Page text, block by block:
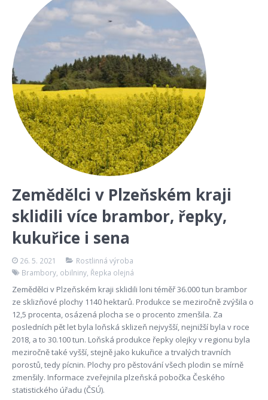
Zemědělci v Plzeňském kraji
sklidili více brambor, řepky,
kukuřice i sena
26. 5. 2021
Rostlinná výroba
Brambory, obilniny, Řepka olejná
Zemědělci v Plzeňském kraji sklidili loni téměř 36.000 tun brambor
ze sklizňové plochy 1140 hektarů. Produkce se meziročně zvýšila o
12,5 procenta, osázená plocha se o procento zmenšila. Za
posledních pět let byla loňská sklizeň nejvyšší, nejnižší byla v roce
2018, a to 30.100 tun. Loňská produkce řepky olejky v regionu byla
meziročně také vyšší, stejně jako kukuřice a trvalých travních
porostů, tedy pícnin. Plochy pro pěstování všech plodin se mírně
zmenšily. Informace zveřejnila plzeňská pobočka Českého
statistického úřadu (ČSÚ).